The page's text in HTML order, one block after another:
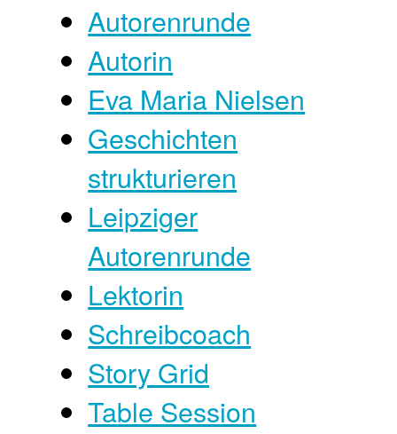
Autorenrunde
Autorin
Eva Maria Nielsen
Geschichten
strukturieren
Leipziger
Autorenrunde
Lektorin
Schreibcoach
Story Grid
Table Session